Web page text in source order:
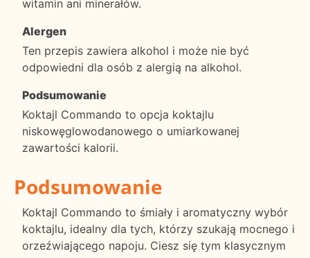
witamin ani minerałów.
Alergen
Ten przepis zawiera alkohol i może nie być
odpowiedni dla osób z alergią na alkohol.
Podsumowanie
Koktajl Commando to opcja koktajlu
niskowęglowodanowego o umiarkowanej
zawartości kalorii.
Podsumowanie
Koktajl Commando to śmiały i aromatyczny wybór
koktajlu, idealny dla tych, którzy szukają mocnego i
orzeźwiającego napoju. Ciesz się tym klasycznym